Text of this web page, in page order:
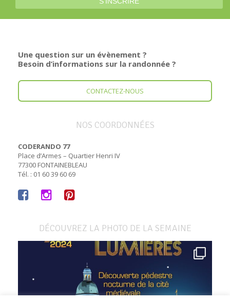
Une question sur un évènement ?
Besoin d’informations sur la randonnée ?
CONTACTEZ-NOUS
NOS COORDONNÉES
CODERANDO 77
Place d’Armes – Quartier Henri IV
77300 FONTAINEBLEAU
Tél. : 01 60 39 60 69
DÉCOUVREZ LA PHOTO DE LA SEMAINE